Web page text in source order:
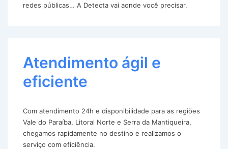
redes públicas… A Detecta vai aonde você precisar.
Atendimento ágil e
eficiente
Com atendimento 24h e disponibilidade para as regiões
Vale do Paraíba, Litoral Norte e Serra da Mantiqueira,
chegamos rapidamente no destino e realizamos o
serviço com eficiência.